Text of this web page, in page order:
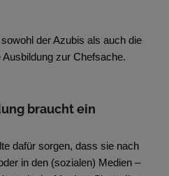
der Azubis als auch die
zur Chefsache.
braucht ein
dafür sorgen, dass sie nach
in den (sozialen) Medien –